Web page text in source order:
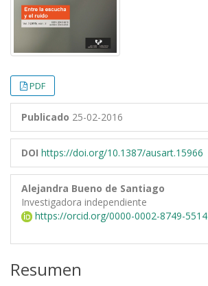
PDF
Publicado 25-02-2016
DOI https://doi.org/10.1387/ausart.15966
Alejandra Bueno de Santiago
Investigadora independiente
https://orcid.org/0000-0002-8749-5514
Resumen